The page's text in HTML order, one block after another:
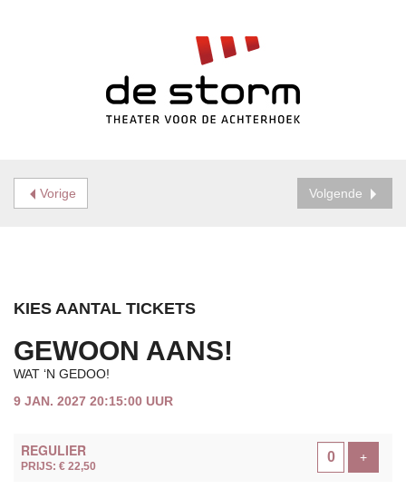
Vorige Volgende
KIES AANTAL TICKETS
GEWOON AANS!
WAT ‘N GEDOO!
9 JAN. 2027 20:15:00 UUR
REGULIER
PRIJS: € 22,50
+Voeg